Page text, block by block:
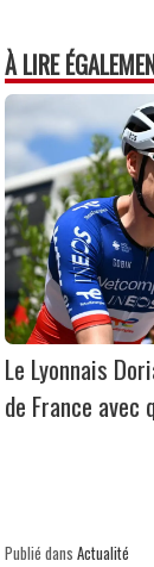
À LIRE
Le Lyonnais
de France
Publié dans Actualité